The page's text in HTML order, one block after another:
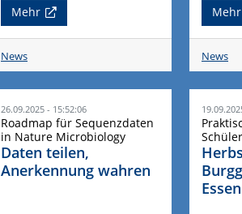
Mehr
News
Mehr
News
26.09.2025 - 15:52:06
Roadmap für Sequenzdaten
in Nature Microbiology
Daten teilen,
Anerkennung wahren
Essen